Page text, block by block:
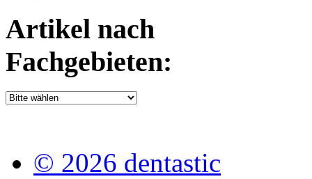
Artikel nach
Fachgebieten:
© 2026 dentastic